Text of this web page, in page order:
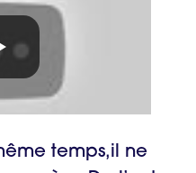
temps,il ne